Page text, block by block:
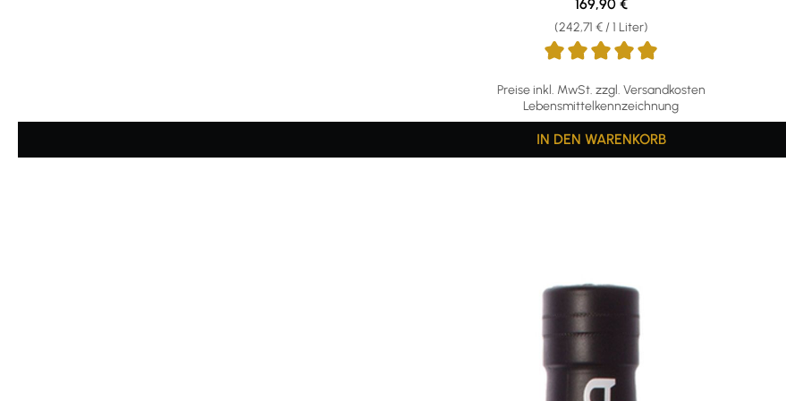
Preise inkl. MwSt. zzgl. Versandkosten
Lebensmittelkennzeichnung
(242,71 € / 1 Liter)
169,90 €
IN DEN WARENKORB